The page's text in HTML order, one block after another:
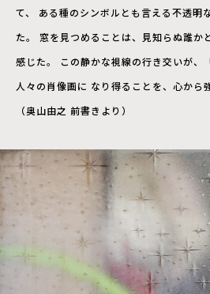
て、 ある種のシンボルとも言える不透明
た。 窓を見つめることは、見知らぬ誰か
感じた。 この静かな視線の行き交いが、
人々の肖像画に なり得ることを、心から
（奥山由之 前書きより）